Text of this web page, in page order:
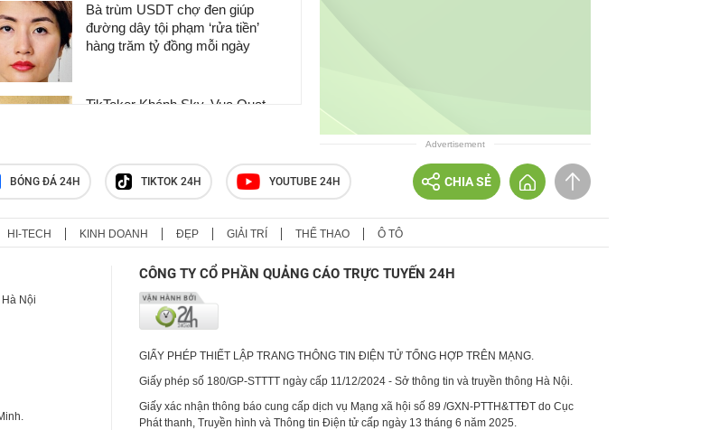
Bà trùm USDT chợ đen giúp
đường dây tội phạm ‘rửa tiền’
hàng trăm tỷ đồng mỗi ngày
TikToker Khánh Sky, Vua Quạt,
Bắt giữ đối tượng bạo hành dã
man con riêng của nhân tình
Advertisement
BÓNG ĐÁ 24H TIKTOK 24H YOUTUBE 24H CHIA SẺ
HI-TECH KINH DOANH ĐẸP GIẢI TRÍ THỂ THAO Ô TÔ
Nội
CÔNG TY CỔ PHẦN QUẢNG CÁO TRỰC TUYẾN 24H
GIẤY PHÉP THIẾT LẬP TRANG THÔNG TIN ĐIỆN TỬ TỔNG HỢP TRÊN MẠNG.
Giấy phép số 180/GP-STTTT ngày cấp 11/12/2024 - Sở thông tin và truyền thông Hà Nội.
Giấy xác nhận thông báo cung cấp dịch vụ Mạng xã hội số 89 /GXN-PTTH&TTĐT do Cục
Phát thanh, Truyền hình và Thông tin Điện tử cấp ngày 13 tháng 6 năm 2025.